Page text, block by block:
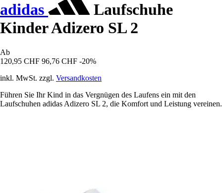
adidas
Laufschuhe
Kinder Adizero SL 2
Ab
120,95 CHF 96,76 CHF -20%
inkl. MwSt. zzgl. Versandkosten
Führen Sie Ihr Kind in das Vergnügen des Laufens ein mit den
Laufschuhen adidas Adizero SL 2, die Komfort und Leistung vereinen.